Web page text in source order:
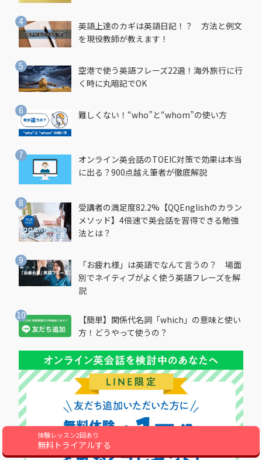
体験レッスン2回あり
無料トライアルする
英語上達のカギは英語日記！？ 方法と例文
を現役教師が教えます！
空港で使う英語フレーズ22選！海外旅行に行
く時に丸暗記でOK
難しくない！“who”と“whom”の使い方
オンライン英会話のTOEIC対策で効果は本当
に出る？900点越え筆者が徹底解説
受講者の満足度82.2%【QQEnglishのカラン
メソッド】4倍速で英会話を習得できる勉強
法とは？
「お疲れ様」は英語でなんて言うの？ 場面
別でネイティブがよく使う英語フレーズを解
説
【簡単】関係代名詞「which」の意味と使い
方！どうやって使うの？